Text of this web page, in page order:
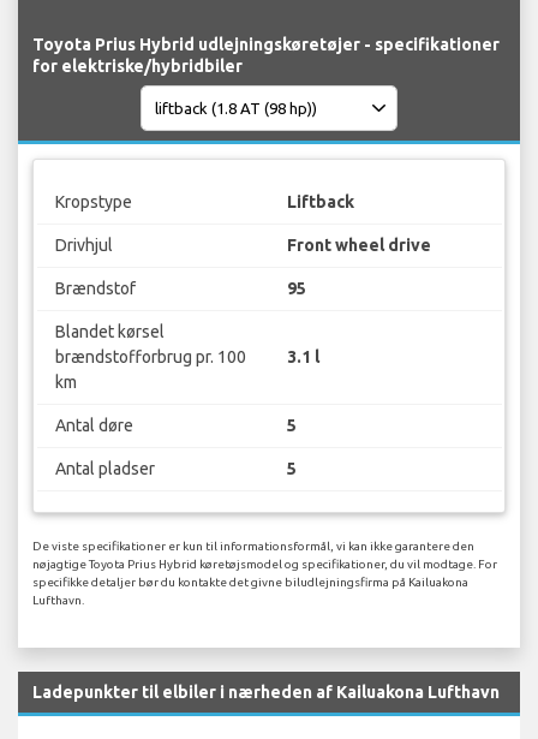
Toyota Prius Hybrid udlejningskøretøjer - specifikationer
for elektriske/hybridbiler
Kropstype Liftback
Drivhjul Front wheel drive
Brændstof 95
Blandet kørsel
brændstofforbrug pr. 100
km
3.1 l
Antal døre 5
Antal pladser 5
De viste specifikationer er kun til informationsformål, vi kan ikke garantere den
nøjagtige Toyota Prius Hybrid køretøjsmodel og specifikationer, du vil modtage. For
specifikke detaljer bør du kontakte det givne biludlejningsfirma på Kailuakona
Lufthavn.
Ladepunkter til elbiler i nærheden af Kailuakona Lufthavn